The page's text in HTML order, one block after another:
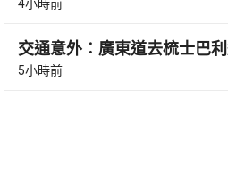
4小時前
交通意外︰廣東道去梳士巴
5小時前